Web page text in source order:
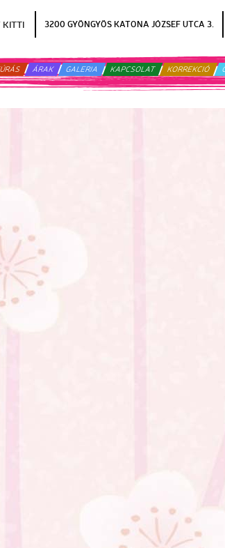
KITTI 3200 GYÖNGYÖS KATONA JÓZSEF UTCA 3.
ÁRAK GALERIA KAPCSOLAT KORREKCIÓ